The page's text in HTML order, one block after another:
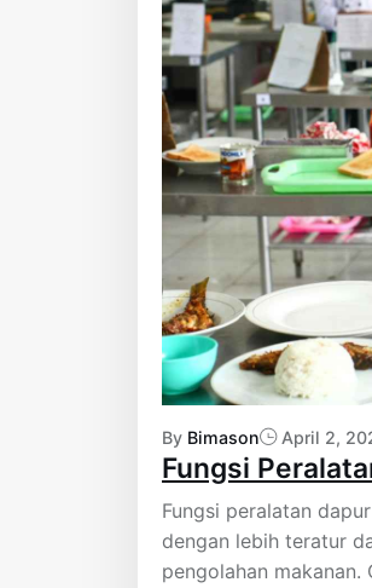
By Bimason April 2,
Fungsi
Fungsi peralatan
dengan lebih teratur
pengolahan